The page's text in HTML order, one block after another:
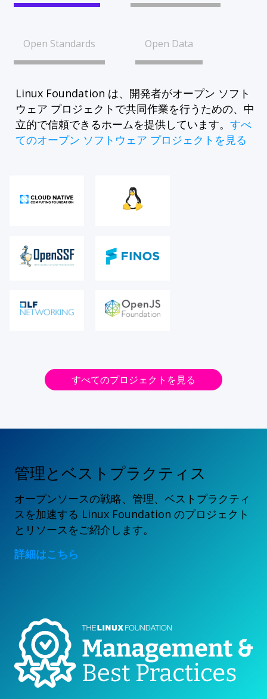
Open Standards Open Data
Linux Foundation は、開発者がオープン ソフト
ウェア プロジェクトで共同作業を行うための、中
立的で信頼できるホームを提供しています。 すべ
てのオープン ソフトウェア プロジェクトを見る
すべてのプロジェクトを見る
管理とベストプラクティス
オープンソースの戦略、管理、ベストプラクティ
スを加速する Linux Foundation のプロジェクト
とリソースをご紹介します。
詳細はこちら